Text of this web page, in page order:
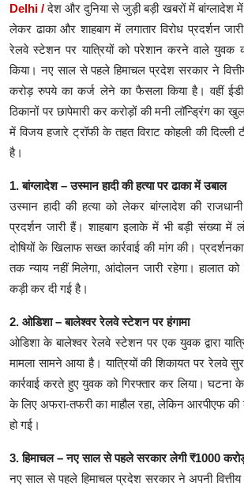
Delhi /देश और दुनिया से जुड़ी बड़ी खबरों में बांग्लादेश में
लेकर ढाका और शाहबाग में लगातार विरोध प्रदर्शन
रेलवे स्टेशन पर यात्रियों को परेशान करने वाले युवक
किया। नए साल से पहले हिमाचल प्रदेश सरकार ने
करोड़ रुपये का कर्ज लेने का फैसला किया है। वहीं
ठिकानों पर छापेमारी कर करोड़ों की मनी लॉन्ड्रिंग का
में विजय हजारे ट्रॉफी के तहत विराट कोहली की दिल्ली
है।
1. बांग्लादेश – उस्मान हादी की हत्या पर ढाका में उबाल
उस्मान हादी की हत्या को लेकर बांग्लादेश की
प्रदर्शन जारी हैं। शाहबाग इलाके में भी बड़ी संख्या
दोषियों के खिलाफ सख्त कार्रवाई की मांग की।
तक न्याय नहीं मिलेगा, आंदोलन जारी रहेगा। हालात को
कड़ी कर दी गई है।
2. ओडिशा – बालेश्वर रेलवे स्टेशन पर हंगामा
ओडिशा के बालेश्वर रेलवे स्टेशन पर एक युवक द्वारा
मामला सामने आया है। यात्रियों की शिकायत पर रेलवे
कार्रवाई करते हुए युवक को गिरफ्तार कर लिया।
के लिए अफरा-तफरी का माहौल रहा, लेकिन आरपीएफ की
हो गई।
3. हिमाचल – नए साल से पहले सरकार लेगी ₹1000
नए साल से पहले हिमाचल प्रदेश सरकार ने अपनी